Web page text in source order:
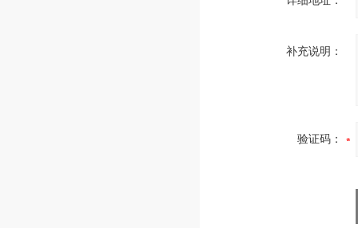
补充说明：
验证码：